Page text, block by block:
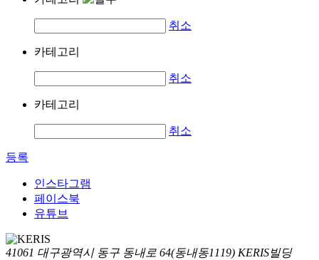
취소
카테고리
취소
카테고리
취소
등록
인스타그램
페이스북
유튜브
41061 대구광역시 동구 동내로 64(동내동1119) KERIS빌딩